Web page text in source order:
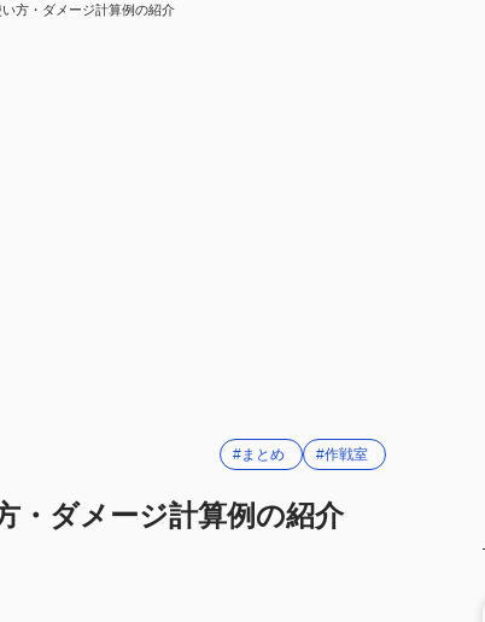
方・ダメージ計算例の紹介
#まとめ #作戦室
・ダメージ計算例の紹介
編成を読み込もう